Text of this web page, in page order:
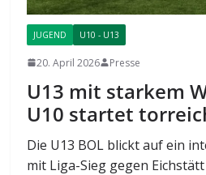
JUGEND U10 - U13
20. April 2026 Presse
U13 mit starkem
U10 startet
Die U13 BOL blickt auf ein
mit Liga-Sieg gegen